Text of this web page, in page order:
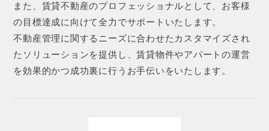
また、賃貸不動産のプロフェッショナルとして、お客様
の目標達成に向けて全力でサポートいたします。
不動産管理に関するニーズに合わせたカスタマイズされ
たソリューションを提供し、賃貸物件やアパートの運営
を効果的かつ成功裏に行うお手伝いをいたします。